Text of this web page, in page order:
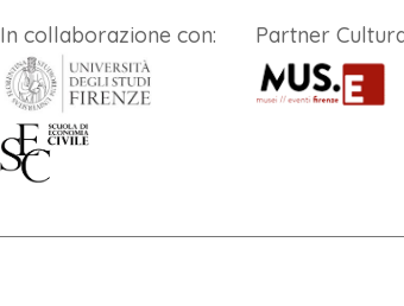
In collaborazione con: Partner